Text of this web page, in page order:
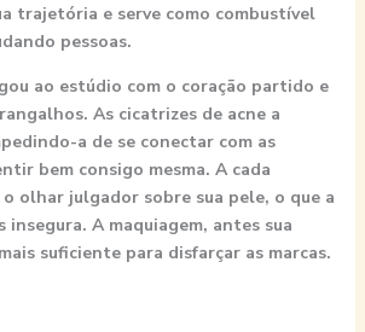
trajetória e serve como combustível
pessoas.
ao estúdio com o coração partido e
As cicatrizes de acne a
a de se conectar com as
bem consigo mesma. A cada
olhar julgador sobre sua pele, o que a
insegura. A maquiagem, antes sua
suficiente para disfarçar as marcas.